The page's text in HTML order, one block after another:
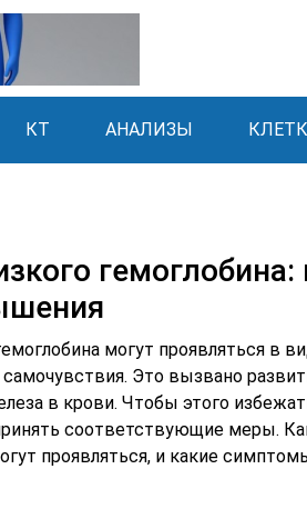
КТ АНАЛИЗЫ
гемоглобина:
могут проявляться в
самочувствия. Это вызвано
в крови. Чтобы этого
соответствующие меры.
проявляться, и какие